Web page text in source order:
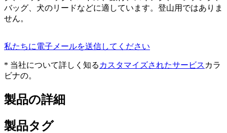
バッグ、犬のリードなどに適しています。登山用ではありま
せん。
私たちに電子メールを送信してください
* 当社について詳しく知る カスタマイズされたサービス カラ
ビナの。
製品の詳細
製品タグ